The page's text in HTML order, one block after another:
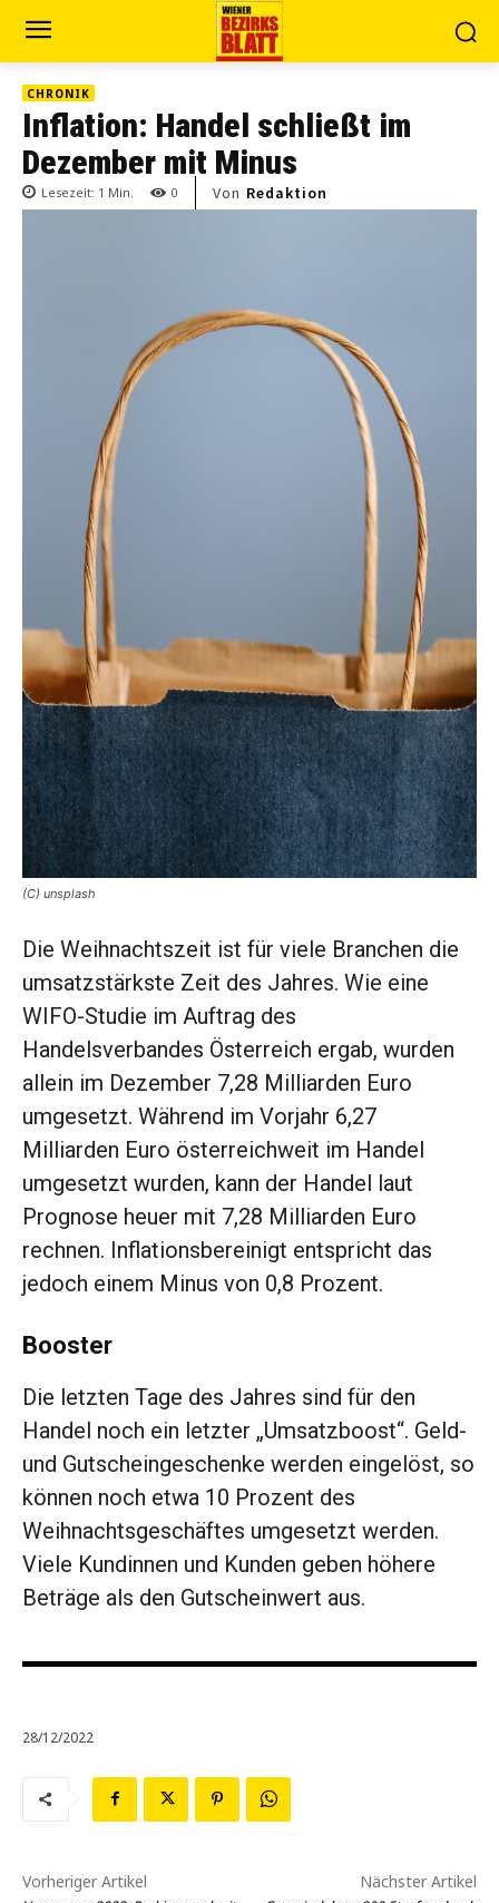
CHRONIK
Inflation: Handel schließt im
Dezember mit Minus
Lesezeit: 1 Min. 0 Von Redaktion
(C) unsplash
Die Weihnachtszeit ist für viele Branchen die
umsatzstärkste Zeit des Jahres. Wie eine
WIFO-Studie im Auftrag des
Handelsverbandes Österreich ergab, wurden
allein im Dezember 7,28 Milliarden Euro
umgesetzt. Während im Vorjahr 6,27
Milliarden Euro österreichweit im Handel
umgesetzt wurden, kann der Handel laut
Prognose heuer mit 7,28 Milliarden Euro
rechnen. Inflationsbereinigt entspricht das
jedoch einem Minus von 0,8 Prozent.
Booster
Die letzten Tage des Jahres sind für den
Handel noch ein letzter „Umsatzboost“. Geld-
und Gutscheingeschenke werden eingelöst, so
können noch etwa 10 Prozent des
Weihnachtsgeschäftes umgesetzt werden.
Viele Kundinnen und Kunden geben höhere
Beträge als den Gutscheinwert aus.
28/12/2022
Vorheriger Artikel Nächster Artikel